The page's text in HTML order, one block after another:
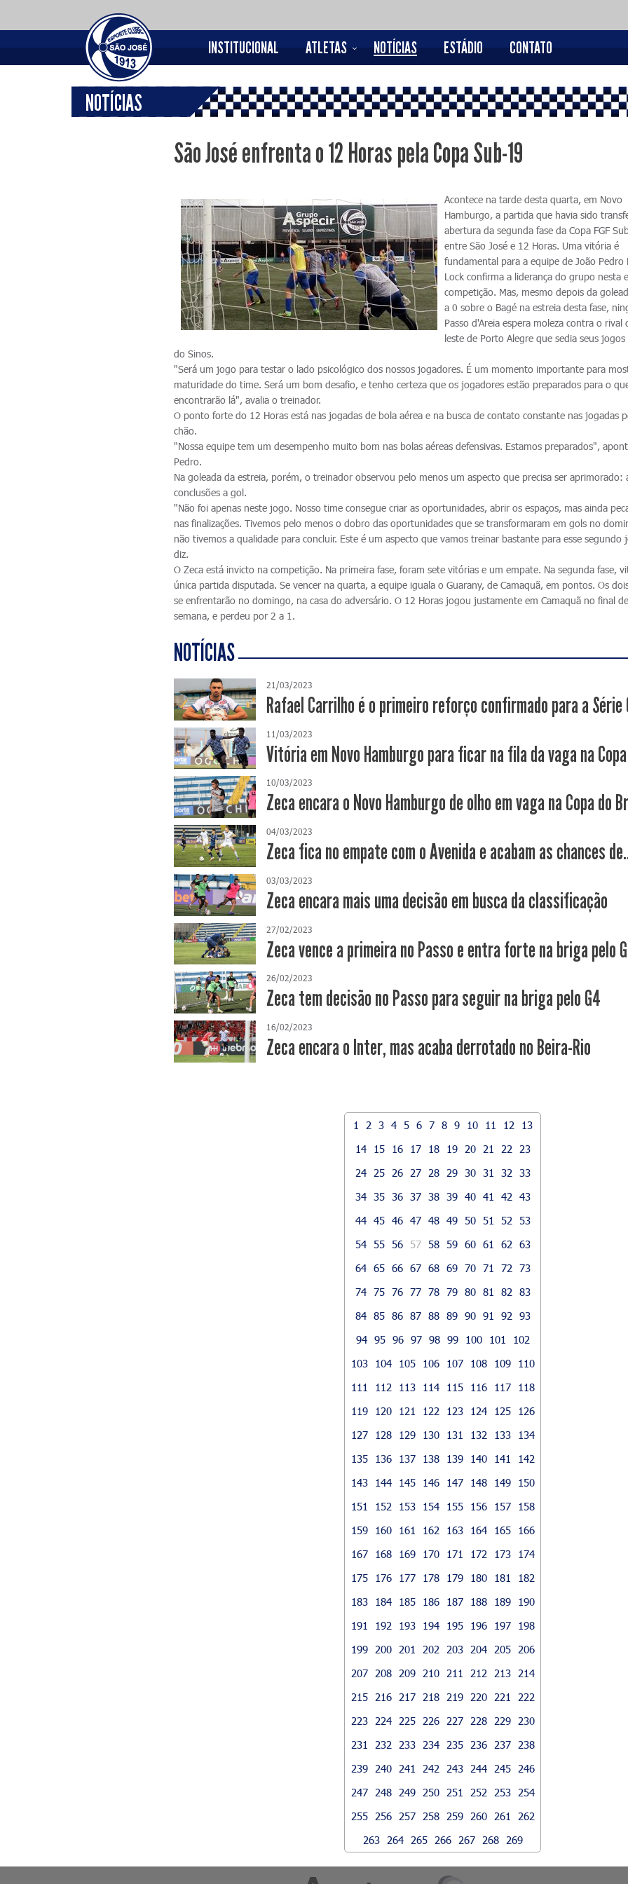
INSTITUCIONAL ATLETAS NOTÍCIAS ESTÁDIO CONTATO
NOTÍCIAS
São José enfrenta o 12 Horas pela Copa Sub-19
Acontece na tarde desta quarta, em Novo
Hamburgo, a partida que havia sido
abertura da segunda fase da Copa FGF
entre São José e 12 Horas. Uma vitória é
fundamental para a equipe de João Pedro
Lock confirma a liderança do grupo nesta
competição. Mas, mesmo depois da
a 0 sobre o Bagé na estreia desta fase,
Passo d'Areia espera moleza contra o rival
leste de Porto Alegre que sedia seus jogos
do Sinos.
"Será um jogo para testar o lado psicológico dos nossos jogadores. É um momento importante para
maturidade do time. Será um bom desafio, e tenho certeza que os jogadores estão preparados para o
encontrarão lá", avalia o treinador.
O ponto forte do 12 Horas está nas jogadas de bola aérea e na busca de contato constante nas jogadas
chão.
"Nossa equipe tem um desempenho muito bom nas bolas aéreas defensivas. Estamos preparados",
Pedro.
Na goleada da estreia, porém, o treinador observou pelo menos um aspecto que precisa ser aprimorado:
conclusões a gol.
"Não foi apenas neste jogo. Nosso time consegue criar as oportunidades, abrir os espaços, mas ainda
nas finalizações. Tivemos pelo menos o dobro das oportunidades que se transformaram em gols no
não tivemos a qualidade para concluir. Este é um aspecto que vamos treinar bastante para esse segundo
diz.
O Zeca está invicto na competição. Na primeira fase, foram sete vitórias e um empate. Na segunda fase,
única partida disputada. Se vencer na quarta, a equipe iguala o Guarany, de Camaquã, em pontos. Os
se enfrentarão no domingo, na casa do adversário. O 12 Horas jogou justamente em Camaquã no final
semana, e perdeu por 2 a 1.
NOTÍCIAS
21/03/2023
Rafael Carrilho é o primeiro reforço confirmado para a Série
11/03/2023
Vitória em Novo Hamburgo para ficar na fila da vaga na
10/03/2023
Zeca encara o Novo Hamburgo de olho em vaga na Copa do
04/03/2023
Zeca fica no empate com o Avenida e acabam as chances
03/03/2023
Zeca encara mais uma decisão em busca da classificação
27/02/2023
Zeca vence a primeira no Passo e entra forte na briga pelo
26/02/2023
Zeca tem decisão no Passo para seguir na briga pelo G4
16/02/2023
Zeca encara o Inter, mas acaba derrotado no Beira-Rio
1 2 3 4 5 6 7 8 9 10 11 12
13
14
15 16 17 18 19 20 21 22
23
24
25 26 27 28 29 30 31 32
33
34 35 36 37 38 39 40 41 42
43
44 45 46 47 48 49 50 51 52
53
54 55 56 57 58 59 60 61 62
63
64 65 66 67 68 69 70 71 72
73
74 75 76 77 78 79 80 81 82
83
84 85 86 87 88 89 90 91 92
93
94 95 96 97 98 99 100 101
102
103
104 105 106 107 108 109
110
111
112 113 114 115 116 117
118
119
120 121 122 123 124 125
126
127
128 129 130 131 132 133
134
135
136 137 138 139 140 141
142
143
144 145 146 147 148 149
150
151
152 153 154 155 156 157
158
159
160 161 162 163 164 165
166
167
168 169 170 171 172 173
174
175
176 177 178 179 180 181
182
183
184 185 186 187 188 189
190
191
192 193 194 195 196 197
198
199
200 201 202 203 204 205
206
207
208 209 210 211 212 213
214
215
216 217 218 219 220 221
222
223
224 225 226 227 228 229
230
231
232 233 234 235 236 237
238
239
240 241 242 243 244 245
246
247
248 249 250 251 252 253
254
255
256 257 258 259 260 261
262
263
264 265 266 267 268 269